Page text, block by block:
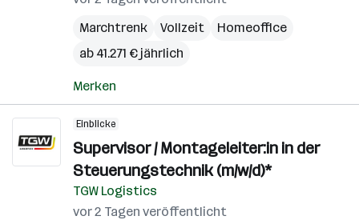
Marchtrenk
Vollzeit
Homeoffice
ab 41.271 € jährlich
Merken
Einblicke
Supervisor / Montageleiter:in in der
Steuerungstechnik (m/w/d)*
TGW Logistics
vor 2 Tagen veröffentlicht